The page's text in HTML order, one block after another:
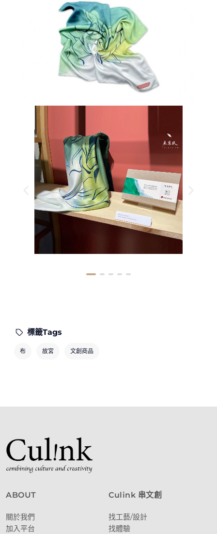
標籤Tags
布 故宮 文創商品
ABOUT
關於我們
加入平台
Culink 串文創
找工藝/設計
找體驗